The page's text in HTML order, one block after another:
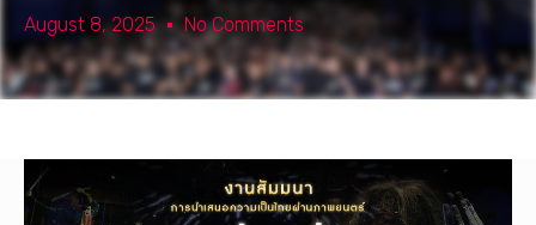
August 8, 2025 No Comments